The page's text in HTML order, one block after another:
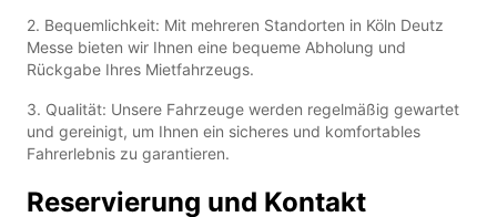
2. Bequemlichkeit: Mit mehreren Standorten in Köln Deutz
Messe bieten wir Ihnen eine bequeme Abholung und
Rückgabe Ihres Mietfahrzeugs.
3. Qualität: Unsere Fahrzeuge werden regelmäßig gewartet
und gereinigt, um Ihnen ein sicheres und komfortables
Fahrerlebnis zu garantieren.
Reservierung und Kontakt